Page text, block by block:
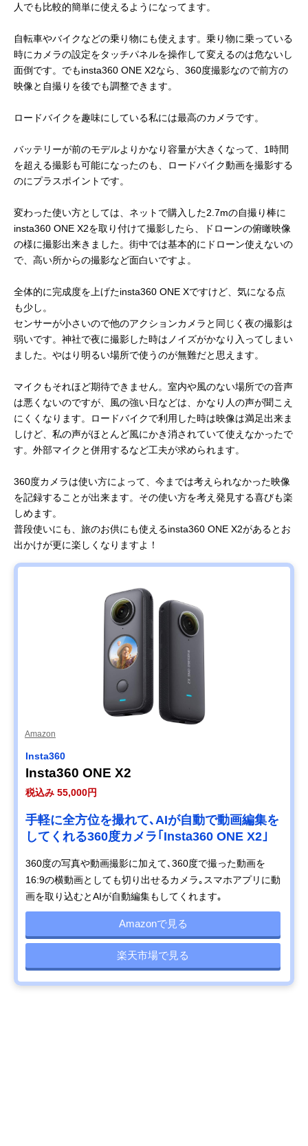
人でも比較的簡単に使えるようになってます。
自転車やバイクなどの乗り物にも使えます。乗り物に乗っている
時にカメラの設定をタッチパネルを操作して変えるのは危ないし
面倒です。でもinsta360 ONE X2なら、360度撮影なので前方の
映像と自撮りを後でも調整できます。
ロードバイクを趣味にしている私には最高のカメラです。
バッテリーが前のモデルよりかなり容量が大きくなって、1時間
を超える撮影も可能になったのも、ロードバイク動画を撮影する
のにプラスポイントです。
変わった使い方としては、ネットで購入した2.7mの自撮り棒に
insta360 ONE X2を取り付けて撮影したら、ドローンの俯瞰映像
の様に撮影出来きました。街中では基本的にドローン使えないの
で、高い所からの撮影など面白いですよ。
全体的に完成度を上げたinsta360 ONE Xですけど、気になる点
も少し。
センサーが小さいので他のアクションカメラと同じく夜の撮影は
弱いです。神社で夜に撮影した時はノイズがかなり入ってしまい
ました。やはり明るい場所で使うのが無難だと思えます。
マイクもそれほど期待できません。室内や風のない場所での音声
は悪くないのですが、風の強い日などは、かなり人の声が聞こえ
にくくなります。ロードバイクで利用した時は映像は満足出来ま
しけど、私の声がほとんど風にかき消されていて使えなかったで
す。外部マイクと併用するなど工夫が求められます。
360度カメラは使い方によって、今までは考えられなかった映像
を記録することが出来ます。その使い方を考え発見する喜びも楽
しめます。
普段使いにも、旅のお供にも使えるinsta360 ONE X2があるとお
出かけが更に楽しくなりますよ！
Amazon
Insta360
Insta360 ONE X2
税込み 55,000円
手軽に全方位を撮れて､AIが自動で動画編集を
してくれる360度カメラ｢Insta360 ONE X2｣
360度の写真や動画撮影に加えて､360度で撮った動画を
16:9の横動画としても切り出せるカメラ｡スマホアプリに動
画を取り込むとAIが自動編集もしてくれます｡
Amazonで見る
楽天市場で見る